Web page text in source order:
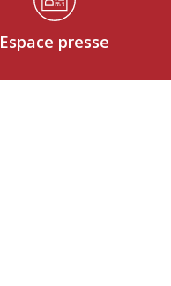
Espace presse